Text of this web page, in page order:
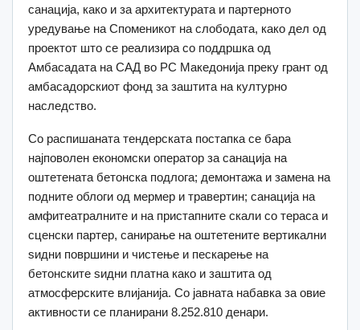
санација, како и за архитектурата и партерното
уредување на Споменикот на слободата, како дел од
проектот што се реализира со поддршка од
Амбасадата на САД во РС Македонија преку грант од
амбасадорскиот фонд за заштита на културно
наследство.
Со распишаната тендерската постапка се бара
најповолен економски оператор за санација на
оштетената бетонска подлога; демонтажа и замена на
подните облоги од мермер и травертин; санација на
амфитеатралните и на пристапните скали со тераса и
сценски партер, санирање на оштетените вертикални
ѕидни површини и чистење и пескарење на
бетонските ѕидни платна како и заштита од
атмосферските влијанија. Со јавната набавка за овие
активности се планирани 8.252.810 денари.